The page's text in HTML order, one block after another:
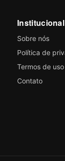
Institucional
Sobre nós
Política de
Termos de uso
Contato